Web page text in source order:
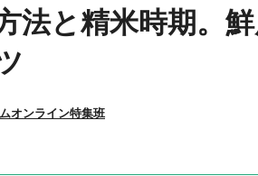
法と精米時期。
オンライン特集班